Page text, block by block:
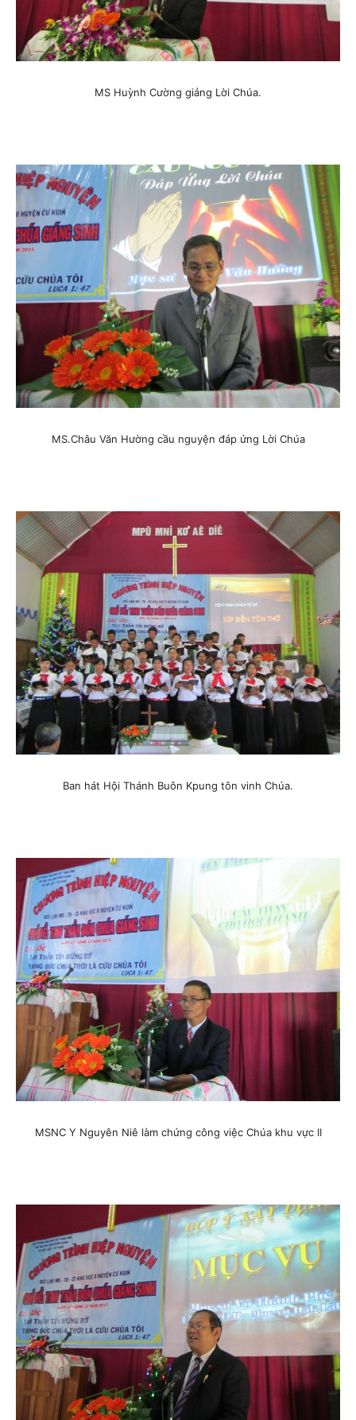
MS Huỳnh Cường giảng Lời Chúa.
MS.Châu Văn Hường cầu nguyện đáp ứng Lời Chúa
Ban hát Hội Thánh Buôn Kpung tôn vinh Chúa.
MSNC Y Nguyên Niê làm chứng công việc Chúa khu vực II